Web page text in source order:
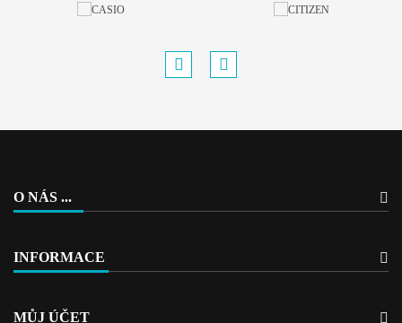
O NÁS ...
INFORMACE
MŮJ ÚČET